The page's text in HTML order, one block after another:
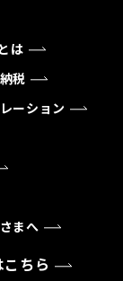
は
税
ーション
まへ
ちら